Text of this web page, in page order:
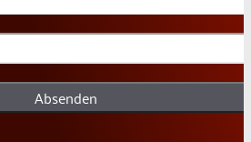
Absenden